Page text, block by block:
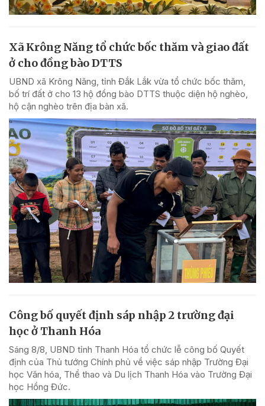
Xã Krông Năng tổ chức bốc thăm và giao đất
ở cho đồng bào DTTS
UBND xã Krông Năng, tỉnh Đắk Lắk vừa tổ chức bốc thăm,
bố trí đất ở cho 13 hộ đồng bào DTTS thuộc diện hộ nghèo,
hộ cận nghèo trên địa bàn xã.
Công bố quyết định sáp nhập 2 trường đại
học ở Thanh Hóa
Sáng 8/8, UBND tỉnh Thanh Hóa tổ chức lễ công bố Quyết
định của Thủ tướng Chính phủ về việc sáp nhập Trường Đại
học Văn hóa, Thể thao và Du lịch Thanh Hóa vào Trường Đại
học Hồng Đức.